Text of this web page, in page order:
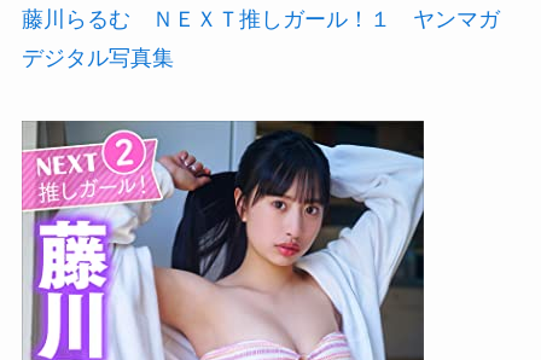
藤川らるむ ＮＥＸＴ推しガール！１ ヤンマガ
デジタル写真集